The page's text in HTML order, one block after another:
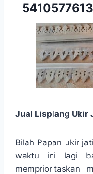
5410577613
Jual Lisplang Ukir
Bilah Papan ukir
waktu ini lagi
memprioritaskan